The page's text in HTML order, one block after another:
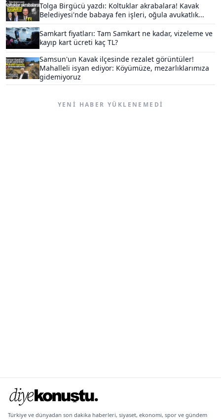
Tolga Birgücü yazdı: Koltuklar akrabalara! Kavak
Belediyesi'nde babaya fen işleri, oğula avukatlık...
Samkart fiyatları: Tam Samkart ne kadar, vizeleme ve
kayıp kart ücreti kaç TL?
Samsun'un Kavak ilçesinde rezalet görüntüler!
Mahalleli isyan ediyor: Köyümüze, mezarlıklarımıza
gidemiyoruz
YENI HABER YÜKLENEMEDI
Türkiye ve dünyadan son dakika haberleri, siyaset, ekonomi, spor ve gündem